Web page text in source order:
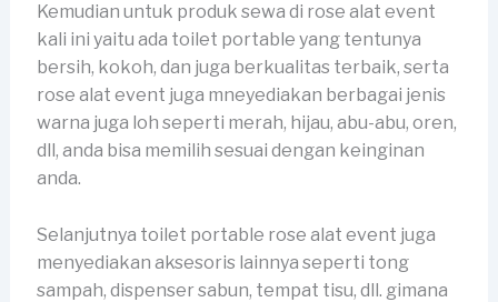
Kemudian untuk produk sewa di rose alat event
kali ini yaitu ada toilet portable yang tentunya
bersih, kokoh, dan juga berkualitas terbaik, serta
rose alat event juga mneyediakan berbagai jenis
warna juga loh seperti merah, hijau, abu-abu, oren,
dll, anda bisa memilih sesuai dengan keinginan
anda.
Selanjutnya toilet portable rose alat event juga
menyediakan aksesoris lainnya seperti tong
sampah, dispenser sabun, tempat tisu, dll. gimana